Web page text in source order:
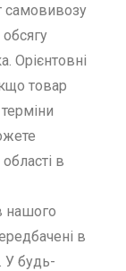
самовивозу
Орієнтовні
товар
в
нашого
в
У будь-